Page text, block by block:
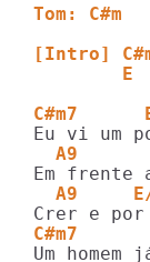
Tom: C#m
[Intro]
E
C#m7
A9
A9
C#m7